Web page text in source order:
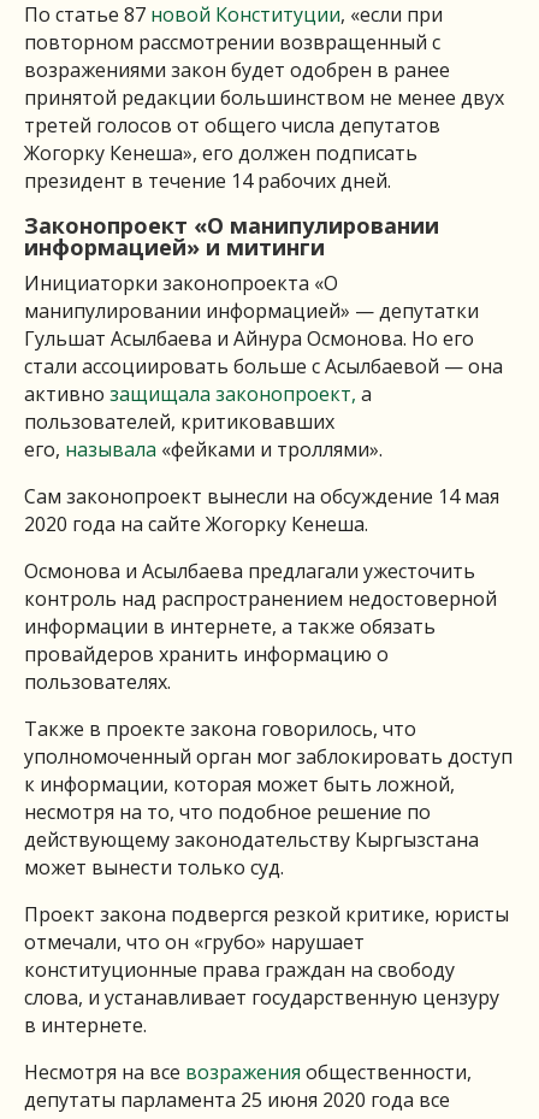
По статье 87 новой Конституции, «если при
повторном рассмотрении возвращенный с
возражениями закон будет одобрен в ранее
принятой редакции большинством не менее двух
третей голосов от общего числа депутатов
Жогорку Кенеша», его должен подписать
президент в течение 14 рабочих дней.
Законопроект «О манипулировании
информацией» и митинги
Инициаторки законопроекта «О
манипулировании информацией» — депутатки
Гульшат Асылбаева и Айнура Осмонова. Но его
стали ассоциировать больше с Асылбаевой — она
активно защищала законопроект, а
пользователей, критиковавших
его, называла «фейками и троллями».
Сам законопроект вынесли на обсуждение 14 мая
2020 года на сайте Жогорку Кенеша.
Осмонова и Асылбаева предлагали ужесточить
контроль над распространением недостоверной
информации в интернете, а также обязать
провайдеров хранить информацию о
пользователях.
Также в проекте закона говорилось, что
уполномоченный орган мог заблокировать доступ
к информации, которая может быть ложной,
несмотря на то, что подобное решение по
действующему законодательству Кыргызстана
может вынести только суд.
Проект закона подвергся резкой критике, юристы
отмечали, что он «грубо» нарушает
конституционные права граждан на свободу
слова, и устанавливает государственную цензуру
в интернете.
Несмотря на все возражения общественности,
депутаты парламента 25 июня 2020 года все